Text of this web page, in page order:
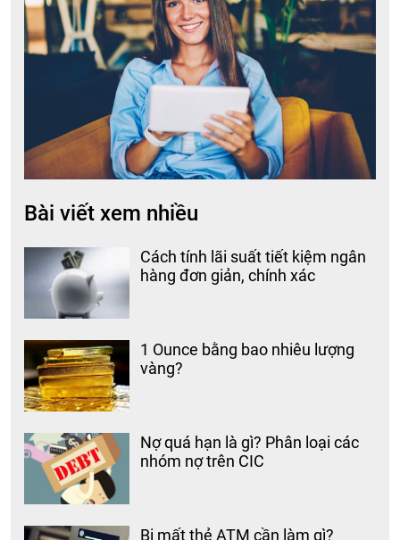
Bài viết xem nhiều
Cách tính lãi suất tiết kiệm ngân
hàng đơn giản, chính xác
1 Ounce bằng bao nhiêu lượng
vàng?
Nợ quá hạn là gì? Phân loại các
nhóm nợ trên CIC
Bị mất thẻ ATM cần làm gì?